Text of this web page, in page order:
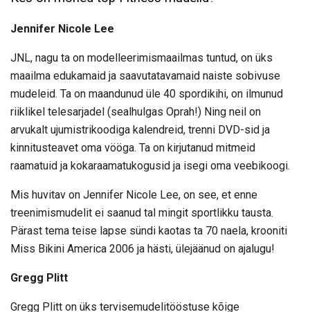
Jennifer Nicole Lee
JNL, nagu ta on modelleerimismaailmas tuntud, on üks
maailma edukamaid ja saavutatavamaid naiste sobivuse
mudeleid. Ta on maandunud üle 40 spordikihi, on ilmunud
riiklikel telesarjadel (sealhulgas Oprah!) Ning neil on
arvukalt ujumistrikoodiga kalendreid, trenni DVD-sid ja
kinnitusteavet oma vööga. Ta on kirjutanud mitmeid
raamatuid ja kokaraamatukogusid ja isegi oma veebikoogi.
Mis huvitav on Jennifer Nicole Lee, on see, et enne
treenimismudelit ei saanud tal mingit sportlikku tausta.
Pärast tema teise lapse sündi kaotas ta 70 naela, krooniti
Miss Bikini America 2006 ja hästi, ülejäänud on ajalugu!
Gregg Plitt
Gregg Plitt on üks tervisemudelitööstuse kõige